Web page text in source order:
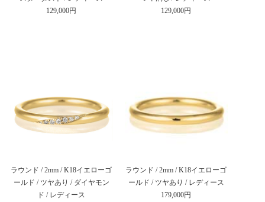
129,000円
129,000円
ラウンド / 2mm / K18イエローゴ
ールド / ツヤあり / ダイヤモン
ド / レディース
ラウンド / 2mm / K18イエローゴ
ールド / ツヤあり / レディース
179,000円